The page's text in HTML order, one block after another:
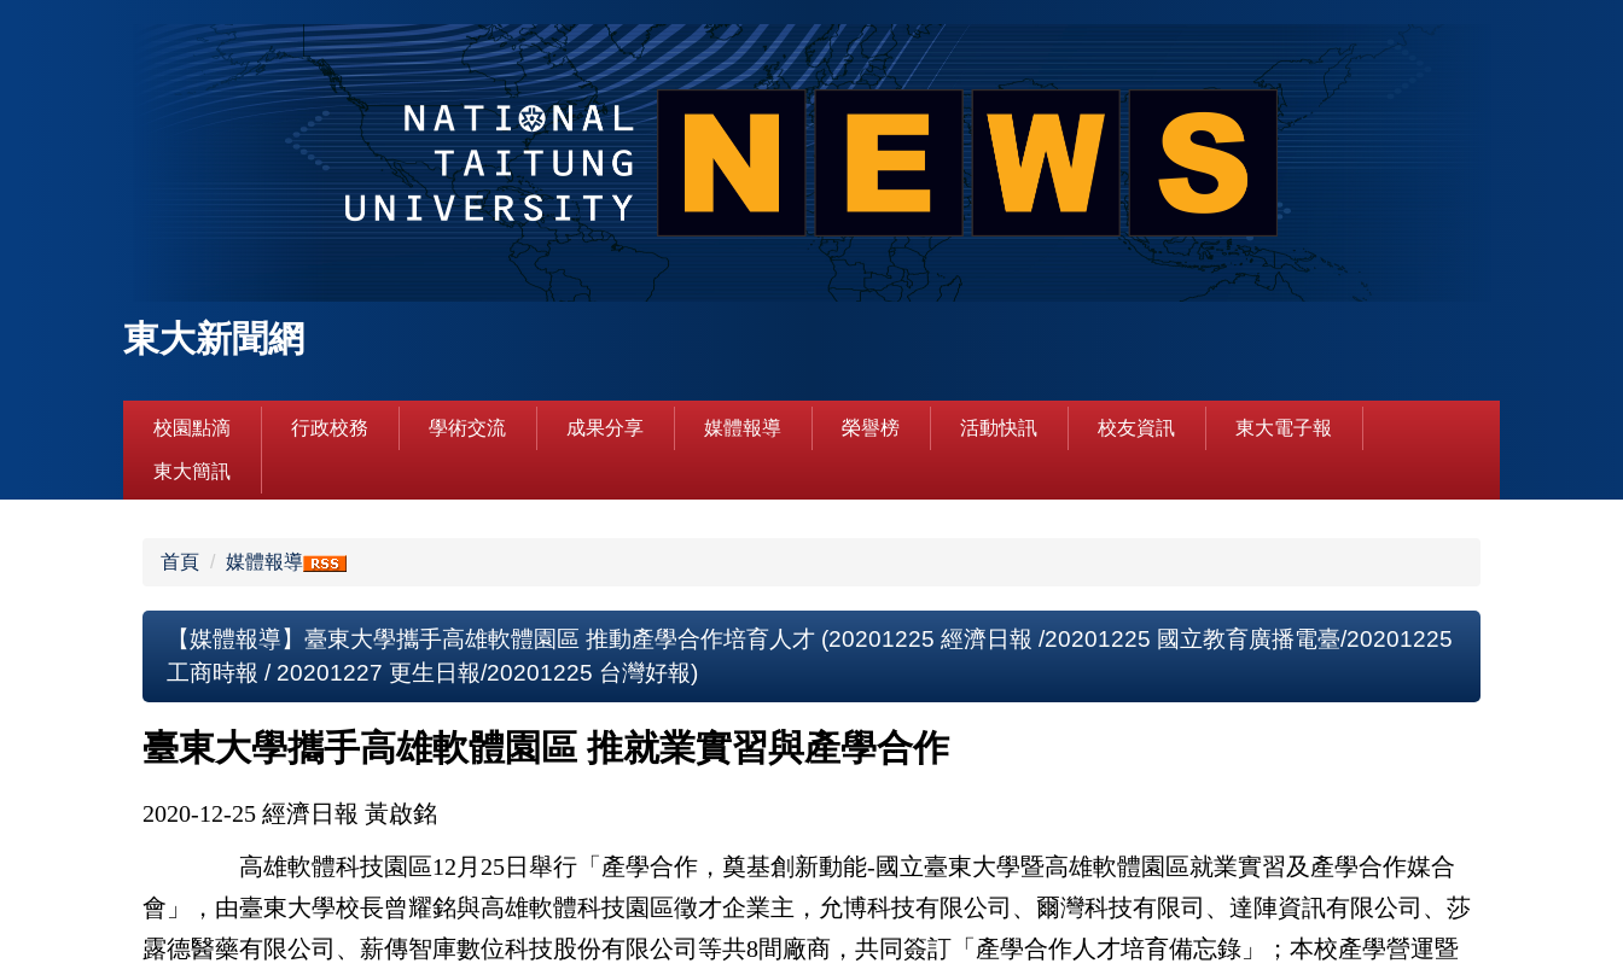
東大新聞網
校園點滴 行政校務 學術交流 成果分享 媒體報導 榮譽榜 活動快訊 校友資訊 東大電子報
東大簡訊
首頁 媒體報導
【媒體報導】臺東大學攜手高雄軟體園區 推動產學合作培育人才 (20201225 經濟日報 /20201225 國立教育廣播電臺/20201225
工商時報 / 20201227 更生日報/20201225 台灣好報)
臺東大學攜手高雄軟體園區 推就業實習與產學合作
2020-12-25 經濟日報 黃啟銘
高雄軟體科技園區12月25日舉行「產學合作，奠基創新動能-國立臺東大學暨高雄軟體園區就業實習及產學合作媒合
會」，由臺東大學校長曾耀銘與高雄軟體科技園區徵才企業主，允博科技有限公司、爾灣科技有限司、達陣資訊有限公司、莎
露德醫藥有限公司、薪傳智庫數位科技股份有限公司等共8間廠商，共同簽訂「產學合作人才培育備忘錄」；本校產學營運暨